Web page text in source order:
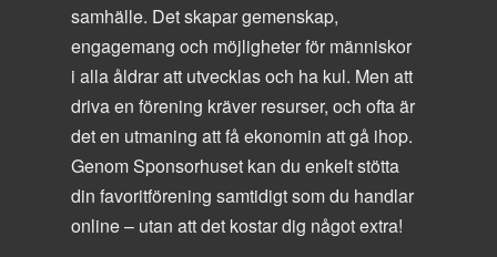
samhälle. Det skapar gemenskap,
engagemang och möjligheter för människor
i alla åldrar att utvecklas och ha kul. Men att
driva en förening kräver resurser, och ofta är
det en utmaning att få ekonomin att gå ihop.
Genom Sponsorhuset kan du enkelt stötta
din favoritförening samtidigt som du handlar
online – utan att det kostar dig något extra!